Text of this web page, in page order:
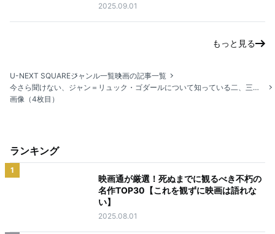
2025.09.01
もっと見る
U-NEXT SQUAREジャンル一覧映画の記事一覧
今さら聞けない、ジャン＝リュック・ゴダールについて知っている二、三の事柄
画像（4枚目）
ランキング
1
映画通が厳選！死ぬまでに観るべき不朽の
名作TOP30【これを観ずに映画は語れな
い】
2025.08.01